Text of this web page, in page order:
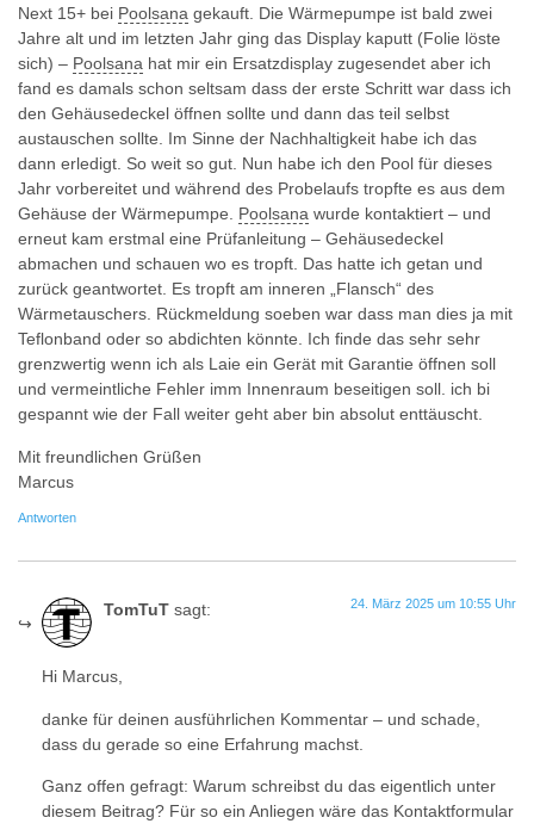
Next 15+ bei Poolsana gekauft. Die Wärmepumpe ist bald zwei
Jahre alt und im letzten Jahr ging das Display kaputt (Folie löste
sich) – Poolsana hat mir ein Ersatzdisplay zugesendet aber ich
fand es damals schon seltsam dass der erste Schritt war dass ich
den Gehäusedeckel öffnen sollte und dann das teil selbst
austauschen sollte. Im Sinne der Nachhaltigkeit habe ich das
dann erledigt. So weit so gut. Nun habe ich den Pool für dieses
Jahr vorbereitet und während des Probelaufs tropfte es aus dem
Gehäuse der Wärmepumpe. Poolsana wurde kontaktiert – und
erneut kam erstmal eine Prüfanleitung – Gehäusedeckel
abmachen und schauen wo es tropft. Das hatte ich getan und
zurück geantwortet. Es tropft am inneren „Flansch“ des
Wärmetauschers. Rückmeldung soeben war dass man dies ja mit
Teflonband oder so abdichten könnte. Ich finde das sehr sehr
grenzwertig wenn ich als Laie ein Gerät mit Garantie öffnen soll
und vermeintliche Fehler imm Innenraum beseitigen soll. ich bi
gespannt wie der Fall weiter geht aber bin absolut enttäuscht.
Mit freundlichen Grüßen
Marcus
Antworten
TomTuT sagt: 24. März 2025 um 10:55 Uhr
Hi Marcus,
danke für deinen ausführlichen Kommentar – und schade,
dass du gerade so eine Erfahrung machst.
Ganz offen gefragt: Warum schreibst du das eigentlich unter
diesem Beitrag? Für so ein Anliegen wäre das Kontaktformular